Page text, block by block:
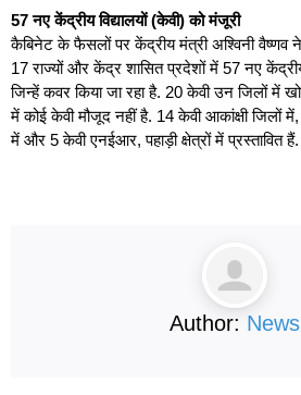
57 नए केंद्रीय विद्यालयों (केवी) को मंजूरी
कैबिनेट के फैसलों पर केंद्रीय मंत्री अश्विनी वैष्णव
17 राज्यों और केंद्र शासित प्रदेशों में 57 नए केंद्रीय
जिन्हें कवर किया जा रहा है. 20 केवी उन जिलों में
में कोई केवी मौजूद नहीं है. 14 केवी आकांक्षी जिलों
में और 5 केवी एनईआर, पहाड़ी क्षेत्रों में प्रस्तावित हैं.
Author: